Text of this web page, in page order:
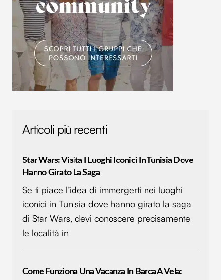
Articoli più recenti
Star Wars: Visita I Luoghi Iconici In Tunisia Dove
Hanno Girato La Saga
Se ti piace l’idea di immergerti nei luoghi
iconici in Tunisia dove hanno girato la saga
di Star Wars, devi conoscere precisamente
le località in
Come Funziona Una Vacanza In Barca A Vela: